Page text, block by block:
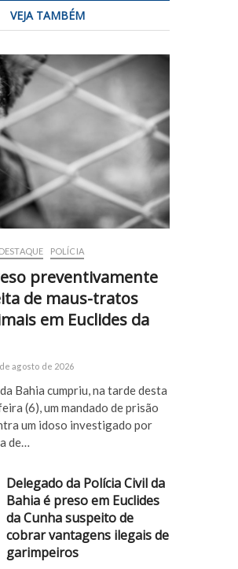
VEJA TAMBÉM
DESTAQUE POLÍCIA
preventivamente
de maus-tratos
em Euclides da
agosto de 2026
Bahia cumpriu, na tarde desta
(6), um mandado de prisão
um idoso investigado por
de…
Delegado da Polícia Civil da
Bahia é preso em Euclides
da Cunha suspeito de
cobrar vantagens ilegais de
garimpeiros